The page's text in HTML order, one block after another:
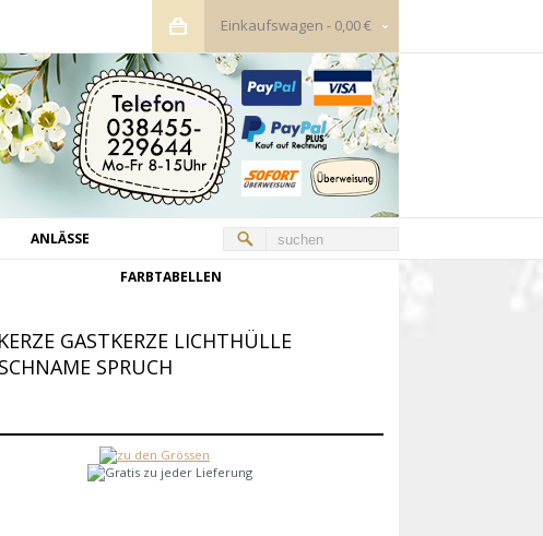
Einkaufswagen - 0,00 €
ANLÄSSE
FARBTABELLEN
GASTKERZE LICHTHÜLLE
SPRUCH